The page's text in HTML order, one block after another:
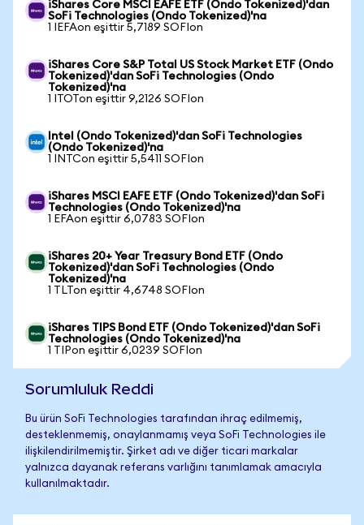
iShares Core MSCI EAFE ETF (Ondo Tokenized)'dan
SoFi Technologies (Ondo Tokenized)'na
1 IEFAon eşittir 5,7189 SOFIon
iShares Core S&P Total US Stock Market ETF (Ondo
Tokenized)'dan SoFi Technologies (Ondo
Tokenized)'na
1 ITOTon eşittir 9,2126 SOFIon
Intel (Ondo Tokenized)'dan SoFi Technologies
(Ondo Tokenized)'na
1 INTCon eşittir 5,5411 SOFIon
iShares MSCI EAFE ETF (Ondo Tokenized)'dan SoFi
Technologies (Ondo Tokenized)'na
1 EFAon eşittir 6,0783 SOFIon
iShares 20+ Year Treasury Bond ETF (Ondo
Tokenized)'dan SoFi Technologies (Ondo
Tokenized)'na
1 TLTon eşittir 4,6748 SOFIon
iShares TIPS Bond ETF (Ondo Tokenized)'dan SoFi
Technologies (Ondo Tokenized)'na
1 TIPon eşittir 6,0239 SOFIon
Sorumluluk Reddi
Bu ürün SoFi Technologies tarafından ihraç edilmemiş,
desteklenmemiş, onaylanmamış veya SoFi Technologies ile
ilişkilendirilmemiştir. Şirket adı ve diğer ticari markalar
yalnızca dayanak referans varlığını tanımlamak amacıyla
kullanılmaktadır.